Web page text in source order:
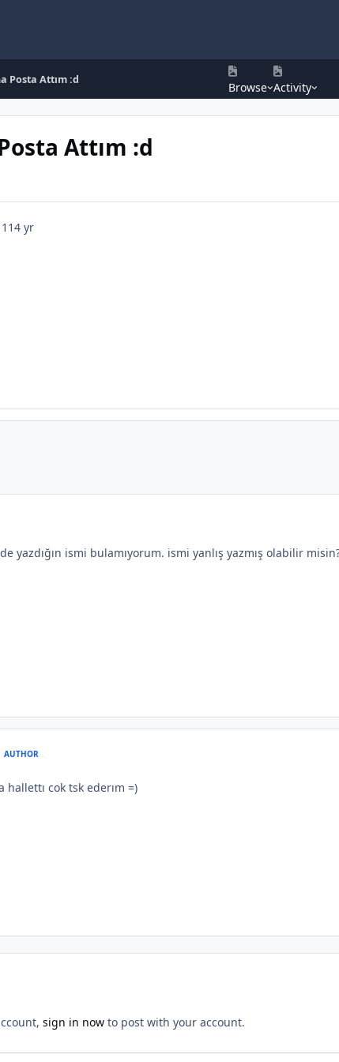
Posta Attım :d
Browse Activity
Attım :d
14 yr
yazdığın ismi bulamıyorum. ismi yanlış yazmış olabilir
AUTHOR
hallettı cok tsk ederım =)
sign in now to post with your account.